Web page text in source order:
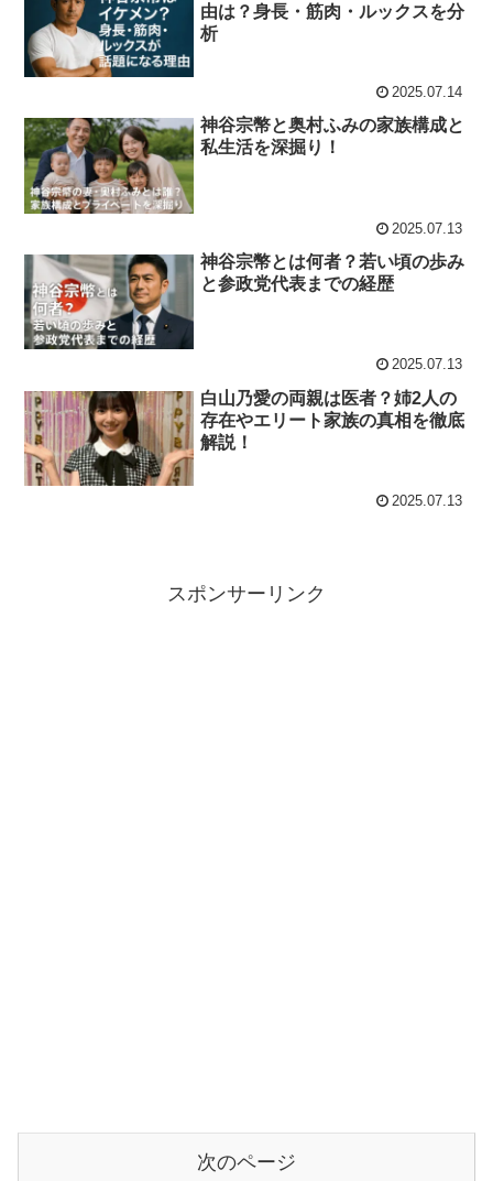
由は？身長・筋肉・ルックスを分
析
2025.07.14
神谷宗幣と奥村ふみの家族構成と
私生活を深掘り！
2025.07.13
神谷宗幣とは何者？若い頃の歩み
と参政党代表までの経歴
2025.07.13
白山乃愛の両親は医者？姉2人の
存在やエリート家族の真相を徹底
解説！
2025.07.13
スポンサーリンク
次のページ